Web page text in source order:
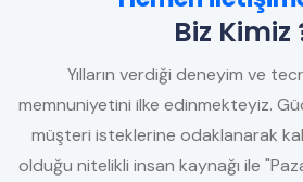
Biz Kimiz
Yılların verdiği deneyim ve
memnuniyetini ilke edinmekteyiz.
müşteri isteklerine odaklanarak
olduğu nitelikli insan kaynağı ile